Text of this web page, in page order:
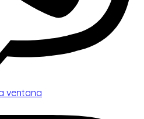
ventana